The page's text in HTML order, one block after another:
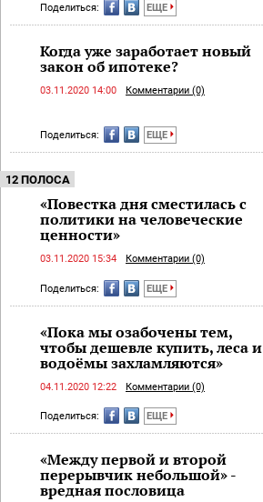
Поделиться: ЕЩЕ
Когда уже заработает новый
закон об ипотеке?
03.11.2020 14:00 Комментарии (0)
Поделиться: ЕЩЕ
12 ПОЛОСА
«Повестка дня сместилась с
политики на человеческие
ценности»
03.11.2020 15:34 Комментарии (0)
Поделиться: ЕЩЕ
«Пока мы озабочены тем,
чтобы дешевле купить, леса и
водоёмы захламляются»
04.11.2020 12:22 Комментарии (0)
Поделиться: ЕЩЕ
«Между первой и второй
перерывчик небольшой» -
вредная пословица